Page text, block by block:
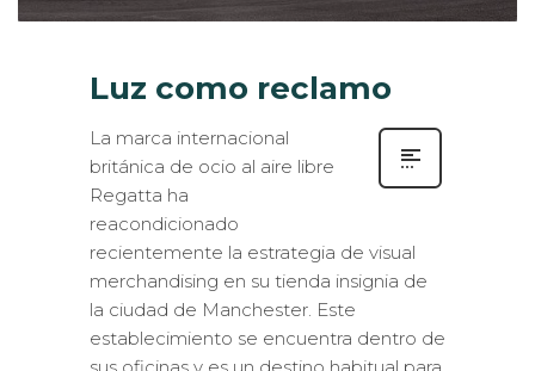
Luz como reclamo
La marca internacional
británica de ocio al aire libre
Regatta ha
reacondicionado
recientemente la estrategia de visual
merchandising en su tienda insignia de
la ciudad de Manchester. Este
establecimiento se encuentra dentro de
sus oficinas y es un destino habitual para